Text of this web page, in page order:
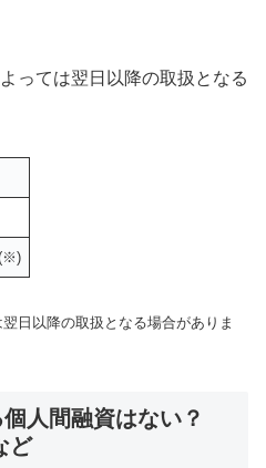
っては翌日以降の取扱となる
日以降の取扱となる場合がありま
人間融資はない？
ど